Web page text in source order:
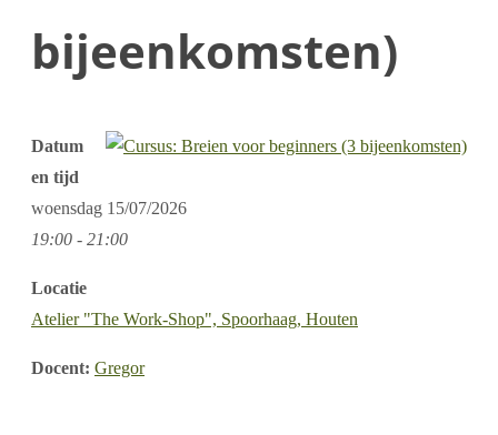
bijeenkomsten)
Datum
en tijd
woensdag 15/07/2026
19:00 - 21:00
Locatie
Atelier "The Work-Shop", Spoorhaag, Houten
Docent: Gregor